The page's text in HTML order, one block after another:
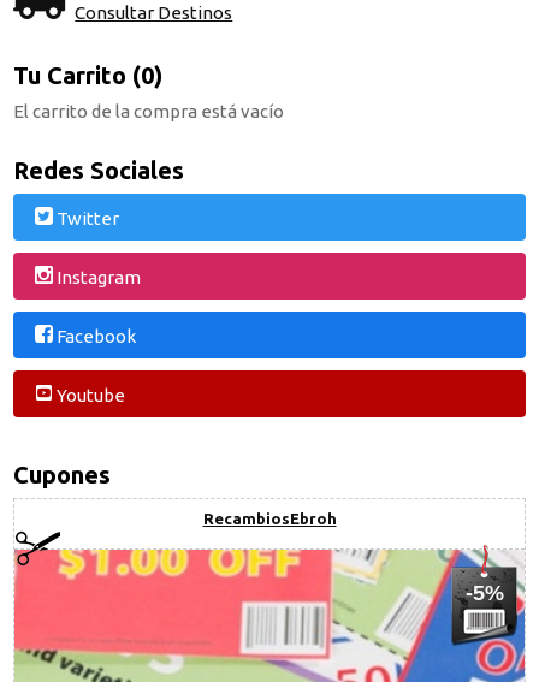
Consultar Destinos
Tu Carrito (0)
El carrito de la compra está vacío
Redes Sociales
Twitter
Instagram
Facebook
Youtube
Cupones
RecambiosEbroh
-5%